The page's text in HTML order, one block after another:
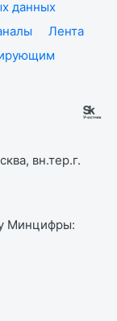
данных
Лента
вн.тер.г.
Минцифры: